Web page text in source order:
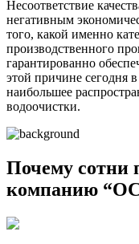
Несоответствие
негативным
того, какой именно
производственного
гарантированно
этой причине сегодня
наибольшее
водоочистки.
Почему сотни
компанию